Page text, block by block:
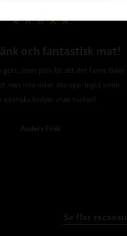
och fantastisk mat!
gott, stort plus för att det fanns lådor
man inte orkat äta upp. Inget svinn.
asiatiska kedjan utan tvekan!
Anders Frisk
Se fler